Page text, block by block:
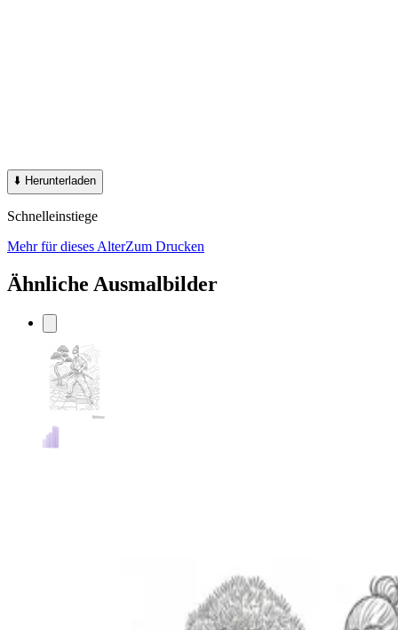
⬇️ Herunterladen
Schnelleinstiege
Mehr für dieses AlterZum Drucken
Ähnliche Ausmalbilder